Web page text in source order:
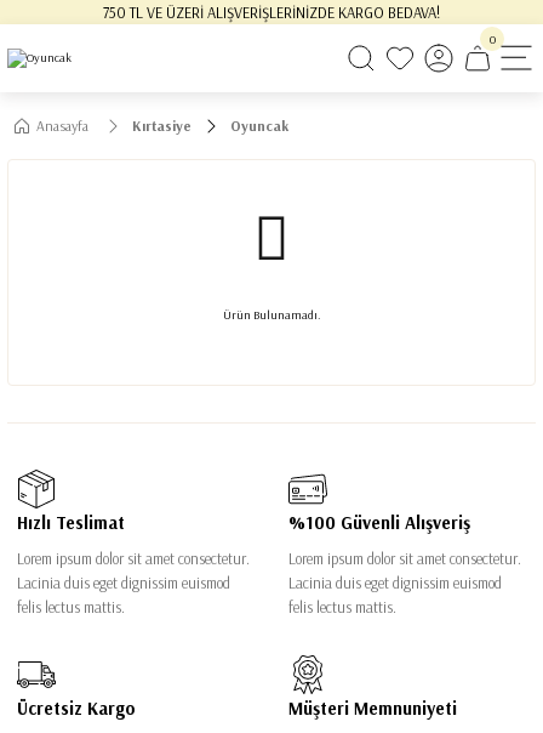
750 TL VE ÜZERİ ALIŞVERİŞLERİNİZDE KARGO BEDAVA!
0
Anasayfa Kırtasiye Oyuncak
Ürün Bulunamadı.
Hızlı Teslimat
Lorem ipsum dolor sit amet consectetur.
Lacinia duis eget dignissim euismod
felis lectus mattis.
%100 Güvenli Alışveriş
Lorem ipsum dolor sit amet consectetur.
Lacinia duis eget dignissim euismod
felis lectus mattis.
Ücretsiz Kargo Müşteri Memnuniyeti